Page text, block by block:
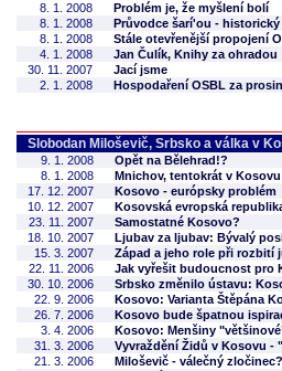
8. 1. 2008
Problém je, že myšlení bolí
8. 1. 2008
Průvodce šarí'ou -
8. 1. 2008
Stále otevřenější propojení
4. 1. 2008
Jan Čulík, Knihy za ohradou
30. 11. 2007
Jací jsme
2. 1. 2008
Hospodaření OSBL za
Slobodan Miloševič, Srbsko a válka v
9. 1. 2008
Opět na Bělehrad!?
8. 1. 2008
Mnichov, tentokrát v
17. 12. 2007
Kosovo - európsky problém
10. 12. 2007
Kosovská evropská
23. 11. 2007
Samostatné Kosovo?
18. 10. 2007
Ljubav za ljubav: Bývalý
15. 3. 2007
Západ a jeho role při rozbití
22. 11. 2006
Jak vyřešit budoucnost pro
30. 10. 2006
Srbsko změnilo ústavu:
22. 9. 2006
Kosovo: Varianta Štěpána
26. 7. 2006
Kosovo bude špatnou
3. 4. 2006
Kosovo: Menšiny
31. 3. 2006
Vyvraždění Židů v Kosovu -
21. 3. 2006
Miloševič - válečný zločinec?